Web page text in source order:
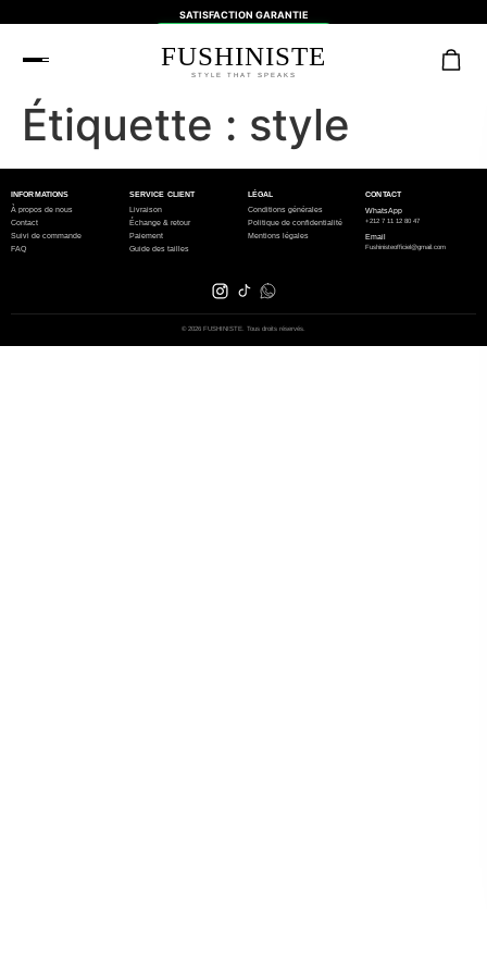
SATISFACTION GARANTIE
FUSHINISTE
STYLE THAT SPEAKS
Étiquette : style
INFORMATIONS
À propos de nous
Contact
Suivi de commande
FAQ
SERVICE CLIENT
Livraison
Échange & retour
Paiement
Guide des tailles
LÉGAL
Conditions générales
Politique de confidentialité
Mentions légales
CONTACT
WhatsApp
+212 7 11 12 80 47
Email
Fushinisteofficiel@gmail.com
© 2026 FUSHINISTE. Tous droits réservés.